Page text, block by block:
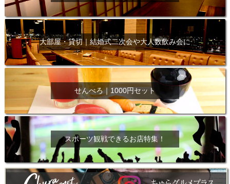
大部屋・貸切｜結婚式二次会や大人数飲み会に
せんべろ｜1000円セット
スポーツ観戦できるお店特集！